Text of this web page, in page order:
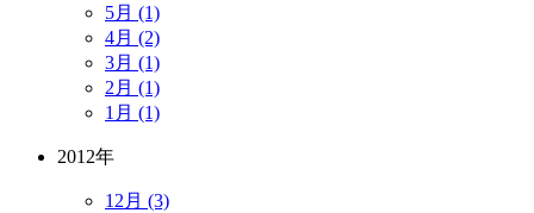
5月 (1)
4月 (2)
3月 (1)
2月 (1)
1月 (1)
2012年
12月 (3)